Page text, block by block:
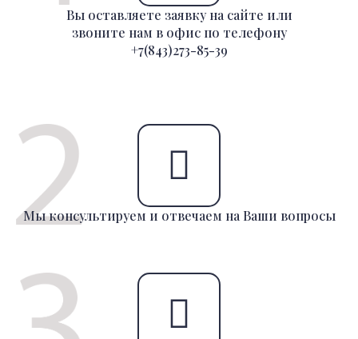
Вы оставляете заявку на сайте или
звоните нам в офис по телефону
+7(843)273-85-39
Мы консультируем и отвечаем на Ваши вопросы